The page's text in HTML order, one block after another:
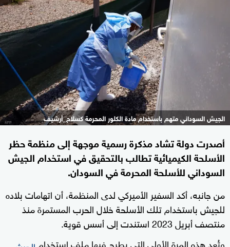
الجيش السوداني متهم باستخدام مادة الكلور المحرمة كسلاح_أرشيف
أصدرت دولة تشاد مذكرة رسمية موجهة إلى منظمة حظر
الأسلحة الكيميائية تطالب بالتحقيق في استخدام الجيش
السوداني للأسلحة المحرمة في السودان.
من جانبه، أكد السفير الأميركي لدى المنظمة، أن اتهامات بلاده
للجيش باستخدام تلك الأسلحة خلال الحرب المستمرة منذ
منتصف أبريل 2023 استندت إلى أسس قوية.
وتُعد هذه المرة الأولى التي يطرح فيها ملف استخدام